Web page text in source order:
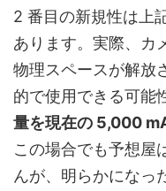
2 番目の新規性は上
あります。実際、カ
物理スペースが解放
的で使用できる可能
量を現在の 5,000
この場合でも予想屋
んが、明らかになっ